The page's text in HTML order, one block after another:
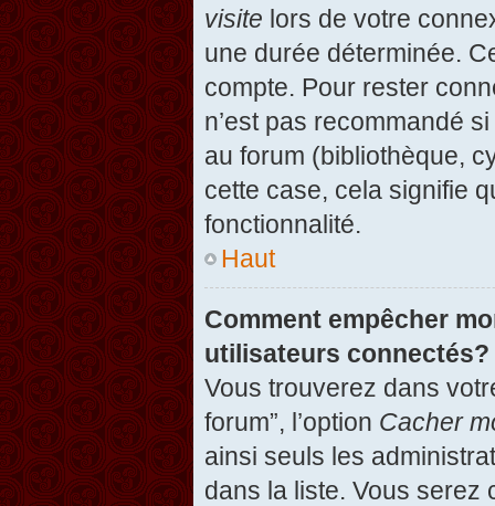
visite lors de votre
une durée déterminée.
compte. Pour rester
n’est pas recommandé
au forum (bibliothèque,
cette case, cela signifie
fonctionnalité.
Haut
Comment empêcher
utilisateurs connectés?
Vous trouverez dans
forum”, l’option Cacher
ainsi seuls les
dans la liste. Vous serez